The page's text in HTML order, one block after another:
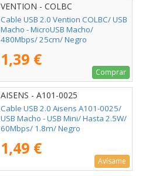
VENTION - COLBC
Cable USB 2.0 Vention COLBC/ USB
Macho - MicroUSB Macho/
480Mbps/ 25cm/ Negro
1,39 €
Comprar
AISENS - A101-0025
Cable USB 2.0 Aisens A101-0025/
USB Macho - USB Mini/ Hasta 2.5W/
60Mbps/ 1.8m/ Negro
1,49 €
Avísame